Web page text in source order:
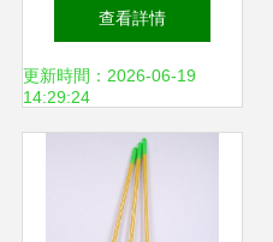
義烏市尤尚日用品
塑料打火機產
(chǎn)品全覽
查看詳情
更新時間：2026-06-19
14:29:24